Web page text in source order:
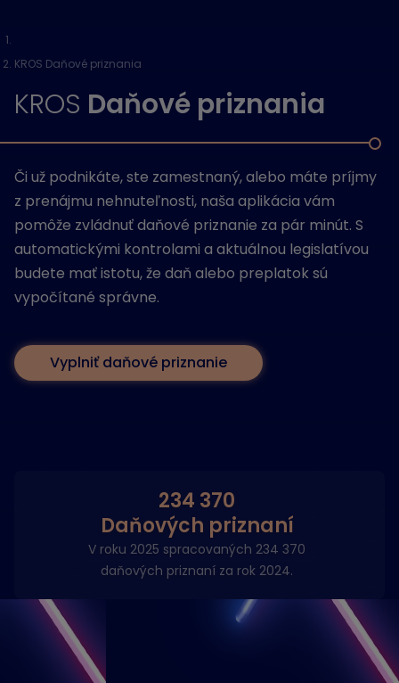
KROS Daňové priznania
KROS Daňové priznania
Či už podnikáte, ste zamestnaný, alebo máte príjmy
z prenájmu nehnuteľnosti, naša aplikácia vám
pomôže zvládnuť daňové priznanie za pár minút. S
automatickými kontrolami a aktuálnou legislatívou
budete mať istotu, že daň alebo preplatok sú
vypočítané správne.
Vyplniť daňové priznanie
234 370
Daňových priznaní
V roku 2025 spracovaných 234 370
daňových priznaní za rok 2024.